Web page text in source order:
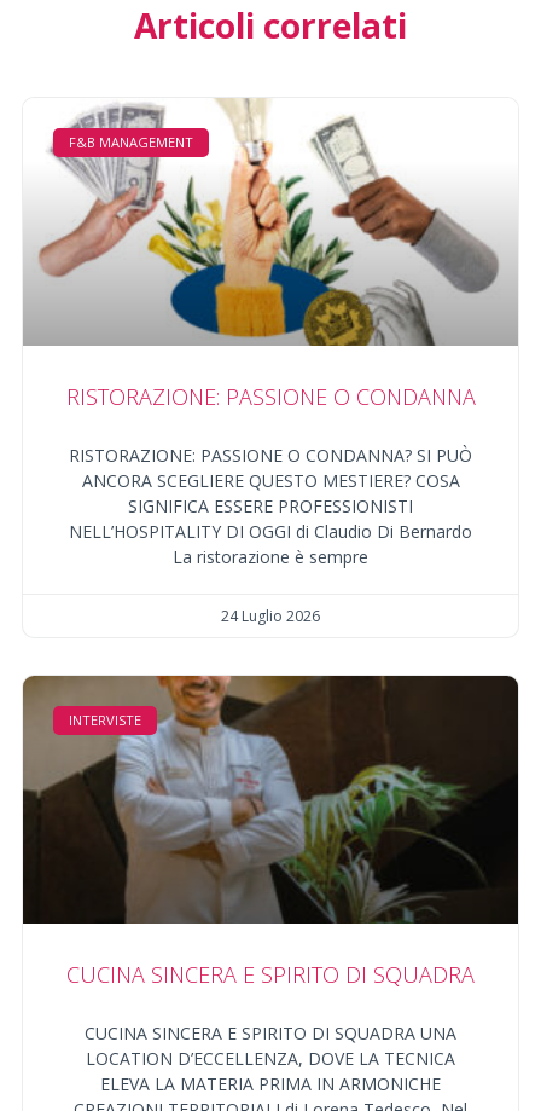
Articoli correlati
F&B MANAGEMENT
RISTORAZIONE: PASSIONE O CONDANNA
RISTORAZIONE: PASSIONE O CONDANNA? SI PUÒ
ANCORA SCEGLIERE QUESTO MESTIERE? COSA
SIGNIFICA ESSERE PROFESSIONISTI
NELL’HOSPITALITY DI OGGI di Claudio Di Bernardo
La ristorazione è sempre
24 Luglio 2026
INTERVISTE
CUCINA SINCERA E SPIRITO DI SQUADRA
CUCINA SINCERA E SPIRITO DI SQUADRA UNA
LOCATION D’ECCELLENZA, DOVE LA TECNICA
ELEVA LA MATERIA PRIMA IN ARMONICHE